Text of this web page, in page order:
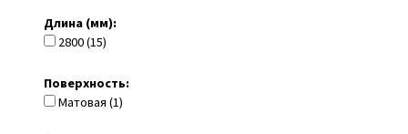
Длина (мм):
2800 (15)
Поверхность:
Матовая (1)